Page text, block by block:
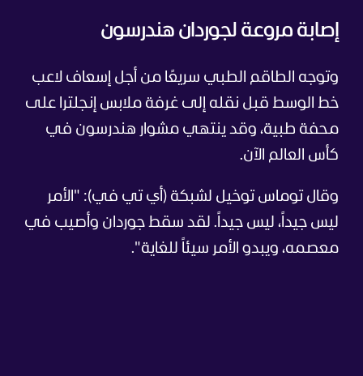
إصابة مروعة لجوردان هندرسون
وتوجه الطاقم الطبي سريعًا من أجل إسعاف لاعب
خط الوسط قبل نقله إلى غرفة ملابس إنجلترا على
محفة طبية، وقد ينتهي مشوار هندرسون في
كأس العالم الآن.
وقال توماس توخيل لشبكة (أي تي في): "الأمر
ليس جيداً، ليس جيداً. لقد سقط جوردان وأصيب في
معصمه، ويبدو الأمر سيئاً للغاية".